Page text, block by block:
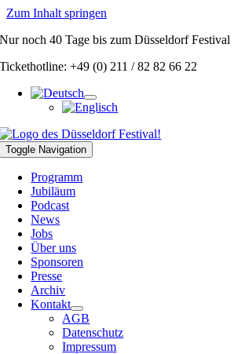
Zum Inhalt springen
Nur noch40 Tagebis zum Düsseldorf Festival
Tickethotline: +49 (0) 211 / 82 82 66 22
Toggle Navigation
Programm
Jubiläum
Podcast
News
Jobs
Über uns
Sponsoren
Presse
Archiv
Kontakt
AGB
Datenschutz
Impressum